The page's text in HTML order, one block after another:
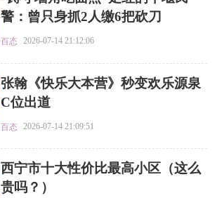
警：曾只身抓2人缴6把砍刀
百态 2026-07-14 21:12:06
​张翰《快乐大本营》秒变欢乐源泉
C位出道
百态 2026-07-14 21:09:51
​西宁市十大性价比最高小区（这么
贵吗？）